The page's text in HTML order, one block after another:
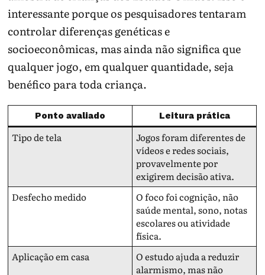
interessante porque os pesquisadores tentaram
controlar diferenças genéticas e
socioeconômicas, mas ainda não significa que
qualquer jogo, em qualquer quantidade, seja
benéfico para toda criança.
Ponto avaliado Leitura prática
Tipo de tela
Jogos foram diferentes de
vídeos e redes sociais,
provavelmente por
exigirem decisão ativa.
Desfecho medido
O foco foi cognição, não
saúde mental, sono, notas
escolares ou atividade
física.
Aplicação em casa
O estudo ajuda a reduzir
alarmismo, mas não